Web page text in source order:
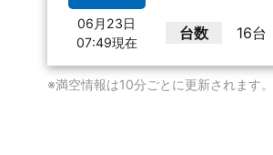
06月23日
07:49現在
台数 16台
※満空情報は10分ごとに更新されます